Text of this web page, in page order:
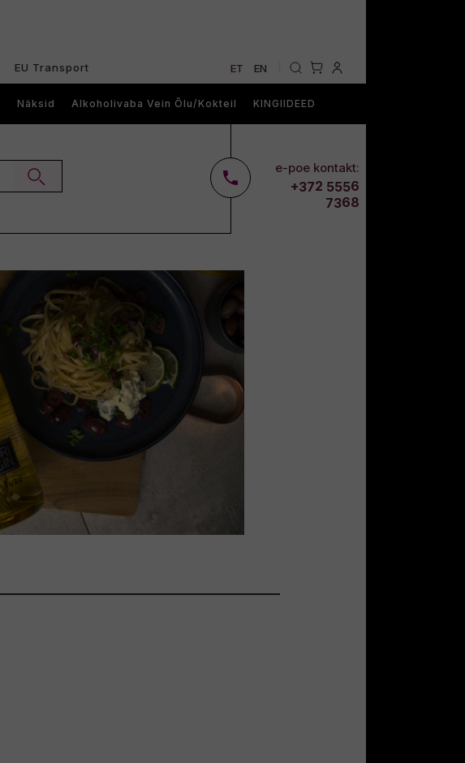
EU Transport ET EN
Näksid Alkoholivaba Vein Õlu/Kokteil KINGIIDEED
e-poe kontakt:
+372 5556
7368